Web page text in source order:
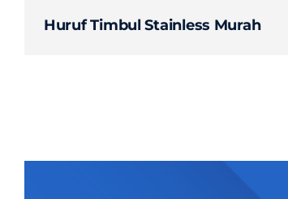
Huruf Timbul Stainless Murah